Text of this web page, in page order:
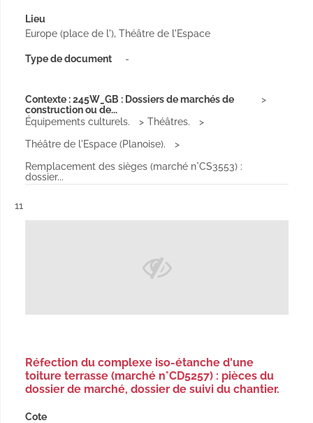
Lieu
Europe (place de l'), Théâtre de l'Espace
Type de document -
Contexte : 245W_GB : Dossiers de marchés de
construction ou de...
Équipements culturels.
Théâtres.
Théâtre de l'Espace (Planoise).
Remplacement des sièges (marché n°CS3553) :
dossier...
Résultat n°
11
Réfection du complexe iso-étanche d'une
toiture terrasse (marché n°CD5257) : pièces du
dossier de marché, dossier de suivi du chantier.
Cote